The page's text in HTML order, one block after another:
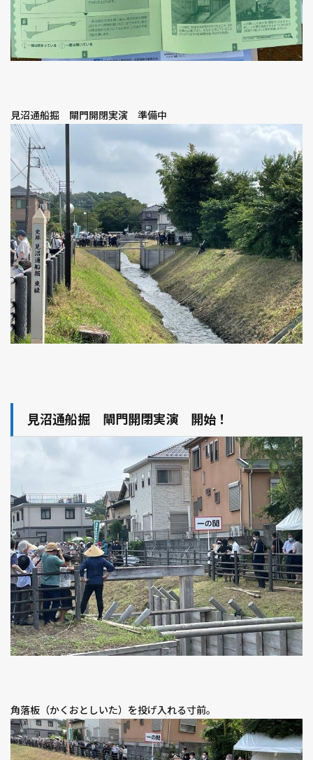
見沼通船掘 閘門開閉実演 準備中
見沼通船掘 閘門開閉実演 開始！
角落板（かくおとしいた）を投げ入れる寸前。